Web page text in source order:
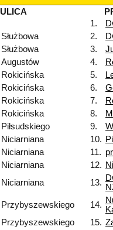
ULICA
1.
Służbowa
2.
Służbowa
3.
Augustów
4.
Rokicińska
5.
Rokicińska
6.
Rokicińska
7.
Rokicińska
8.
Piłsudskiego
9.
Niciarniana
10.
Niciarniana
11.
Niciarniana
12.
Niciarniana
13.
Przybyszewskiego 14.
Przybyszewskiego 15.